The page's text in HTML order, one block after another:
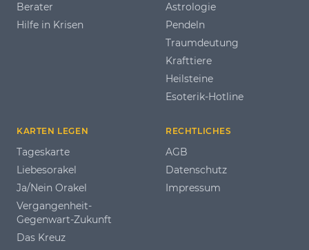
Berater
Hilfe in Krisen
Astrologie
Pendeln
Traumdeutung
Krafttiere
Heilsteine
Esoterik-Hotline
KARTEN LEGEN
Tageskarte
Liebesorakel
Ja/Nein Orakel
Vergangenheit-
Gegenwart-Zukunft
Das Kreuz
RECHTLICHES
AGB
Datenschutz
Impressum